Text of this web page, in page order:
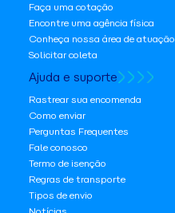
Faça uma cotação
Encontre uma agência física
Conheça nossa área de atuação
Solicitar coleta
Ajuda e suporte
Rastrear sua encomenda
Como enviar
Perguntas Frequentes
Fale conosco
Termo de isenção
Regras de transporte
Tipos de envio